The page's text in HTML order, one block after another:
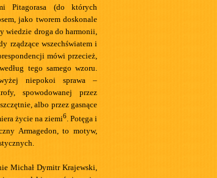
Pitagorasa (do których
jako tworem doskonale
wiedzie droga do harmonii,
rządzące wszechświatem i
mówi przecież,
tego samego wzoru.
niepokoi sprawa –
spowodowanej przez
albo przez gasnące
życie na ziemi6 . Potęga i
Armagedon, to motyw,
Michał Dymitr Krajewski,